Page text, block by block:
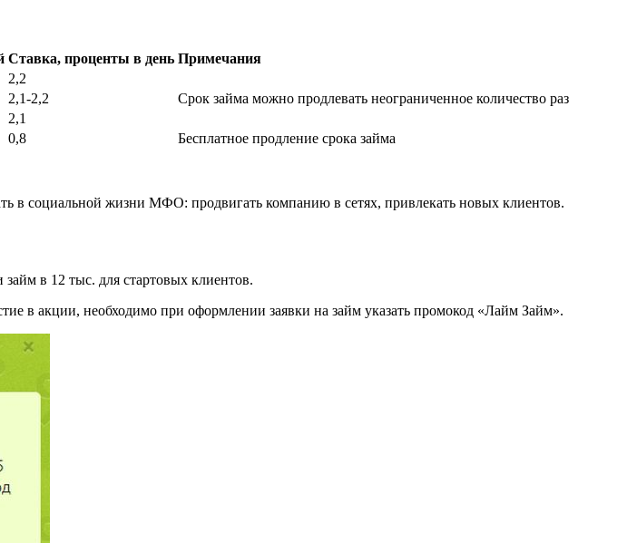
Ставка, проценты в день Примечания
2,2
Срок займа можно продлевать неограниченное количество раз
2,1-2,2
2,1
0,8 Бесплатное продление срока займа
в социальной жизни МФО: продвигать компанию в сетях, привлекать новых клиентов.
в 12 тыс. для стартовых клиентов.
в акции, необходимо при оформлении заявки на займ указать промокод «Лайм Займ».